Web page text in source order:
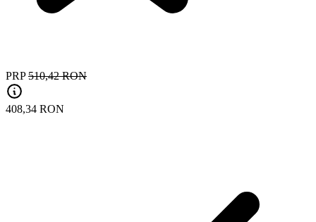
PRP 510,42 RON
408,34 RON